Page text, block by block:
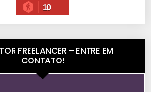
10
FREELANCER – ENTRE EM
CONTATO!